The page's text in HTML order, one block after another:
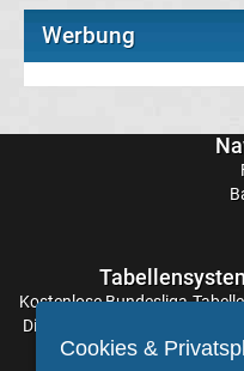
League
Türk.
Werbung
KostenloseBundesliga-
Die Aktualisierung der
Sie stets auf dem
Cookies &